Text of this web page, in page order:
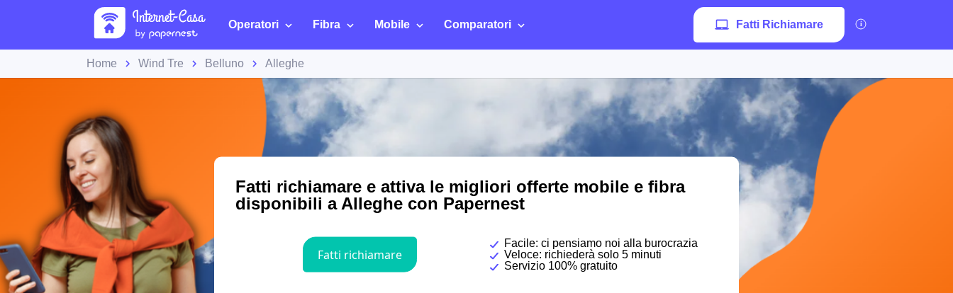
Operatori Fibra Mobile Comparatori Fatti Richiamare
Home Wind Tre Belluno Alleghe